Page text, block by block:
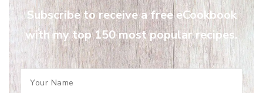
Subscribe to receive a free eCookbook
with my top 150 most popular recipes.